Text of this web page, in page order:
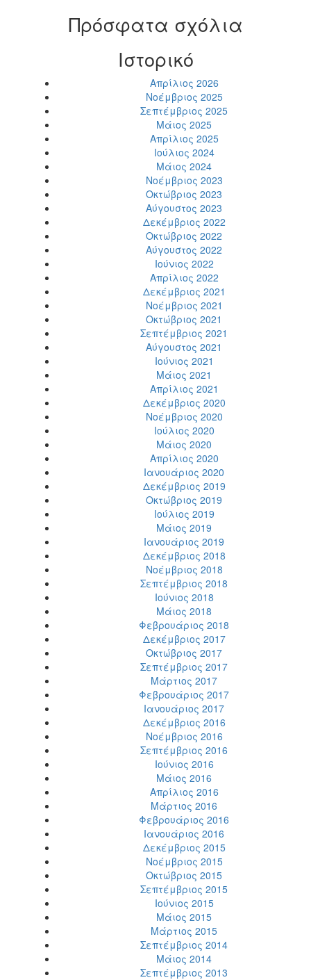
Πρόσφατα σχόλια
Ιστορικό
Απρίλιος 2026
Νοέμβριος 2025
Σεπτέμβριος 2025
Μάιος 2025
Απρίλιος 2025
Ιούλιος 2024
Μάιος 2024
Νοέμβριος 2023
Οκτώβριος 2023
Αύγουστος 2023
Δεκέμβριος 2022
Οκτώβριος 2022
Αύγουστος 2022
Ιούνιος 2022
Απρίλιος 2022
Δεκέμβριος 2021
Νοέμβριος 2021
Οκτώβριος 2021
Σεπτέμβριος 2021
Αύγουστος 2021
Ιούνιος 2021
Μάιος 2021
Απρίλιος 2021
Δεκέμβριος 2020
Νοέμβριος 2020
Ιούλιος 2020
Μάιος 2020
Απρίλιος 2020
Ιανουάριος 2020
Δεκέμβριος 2019
Οκτώβριος 2019
Ιούλιος 2019
Μάιος 2019
Ιανουάριος 2019
Δεκέμβριος 2018
Νοέμβριος 2018
Σεπτέμβριος 2018
Ιούνιος 2018
Μάιος 2018
Φεβρουάριος 2018
Δεκέμβριος 2017
Οκτώβριος 2017
Σεπτέμβριος 2017
Μάρτιος 2017
Φεβρουάριος 2017
Ιανουάριος 2017
Δεκέμβριος 2016
Νοέμβριος 2016
Σεπτέμβριος 2016
Ιούνιος 2016
Μάιος 2016
Απρίλιος 2016
Μάρτιος 2016
Φεβρουάριος 2016
Ιανουάριος 2016
Δεκέμβριος 2015
Νοέμβριος 2015
Οκτώβριος 2015
Σεπτέμβριος 2015
Ιούνιος 2015
Μάιος 2015
Μάρτιος 2015
Σεπτέμβριος 2014
Μάιος 2014
Σεπτέμβριος 2013